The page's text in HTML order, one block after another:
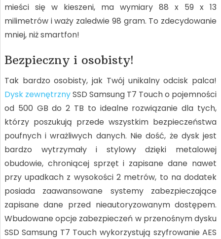
mieści się w kieszeni, ma wymiary 88 x 59 x 13
milimetrów i waży zaledwie 98 gram. To zdecydowanie
mniej, niż smartfon!
Bezpieczny i osobisty!
Tak bardzo osobisty, jak Twój unikalny odcisk palca!
Dysk zewnętrznySSD Samsung T7 Touch o pojemności
od 500 GB do 2 TB to idealne rozwiązanie dla tych,
którzy poszukują przede wszystkim bezpieczeństwa
poufnych i wrażliwych danych. Nie dość, że dysk jest
bardzo wytrzymały i stylowy dzięki metalowej
obudowie, chroniącej sprzęt i zapisane dane nawet
przy upadkach z wysokości 2 metrów, to na dodatek
posiada zaawansowane systemy zabezpieczające
zapisane dane przed nieautoryzowanym dostępem.
Wbudowane opcje zabezpieczeń w przenośnym dysku
SSD Samsung T7 Touch wykorzystują szyfrowanie AES